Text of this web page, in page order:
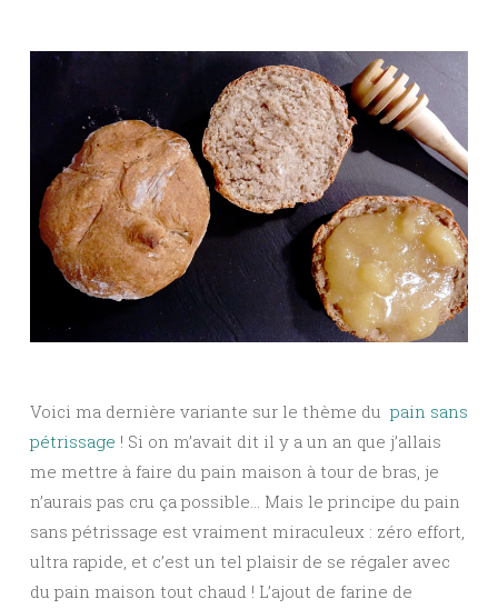
Voici ma dernière variante sur le thème du pain sans
pétrissage ! Si on m’avait dit il y a un an que j’allais
me mettre à faire du pain maison à tour de bras, je
n’aurais pas cru ça possible… Mais le principe du pain
sans pétrissage est vraiment miraculeux : zéro effort,
ultra rapide, et c’est un tel plaisir de se régaler avec
du pain maison tout chaud ! L’ajout de farine de